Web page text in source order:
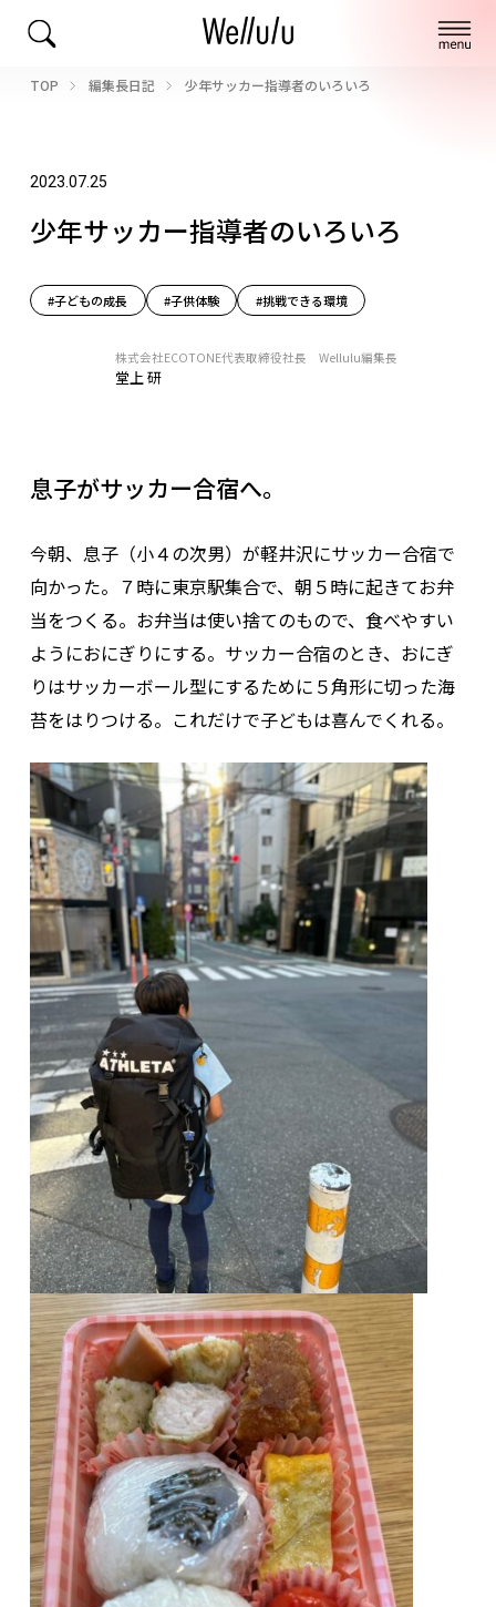
TOP 編集長日記 少年サッカー指導者のいろいろ
2023.07.25
少年サッカー指導者のいろいろ
#子どもの成長 #子供体験 #挑戦できる環境
株式会社ECOTONE代表取締役社長 Wellulu編集長
堂上 研
息子がサッカー合宿へ。
今朝、息子（小４の次男）が軽井沢にサッカー合宿で
向かった。７時に東京駅集合で、朝５時に起きてお弁
当をつくる。お弁当は使い捨てのもので、食べやすい
ようにおにぎりにする。サッカー合宿のとき、おにぎ
りはサッカーボール型にするために５角形に切った海
苔をはりつける。これだけで子どもは喜んでくれる。